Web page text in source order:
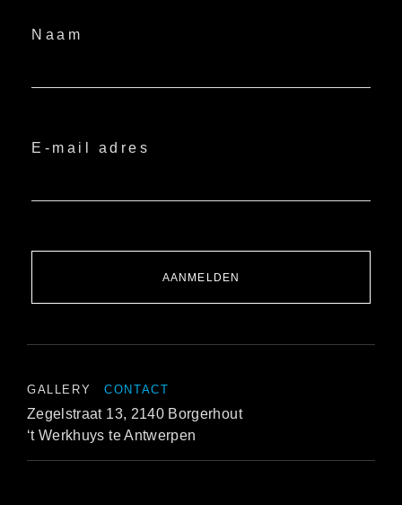
Naam
E-mail adres
AANMELDEN
GALLERY CONTACT
Zegelstraat 13, 2140 Borgerhout
‘t Werkhuys te Antwerpen